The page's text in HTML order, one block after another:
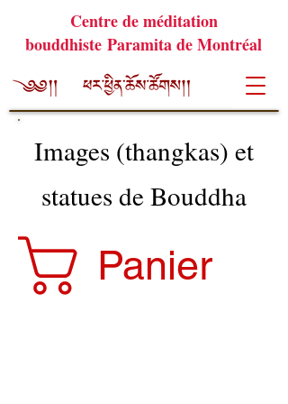
Centre de méditation
bouddhiste Paramita de Montréal
Images (thangkas) et
statues de Bouddha
Panier